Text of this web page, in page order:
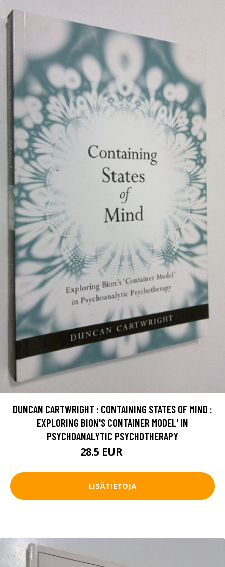
DUNCAN CARTWRIGHT : CONTAINING STATES OF MIND :
EXPLORING BION'S CONTAINER MODEL' IN
PSYCHOANALYTIC PSYCHOTHERAPY
28.5 EUR
LISÄTIETOJA